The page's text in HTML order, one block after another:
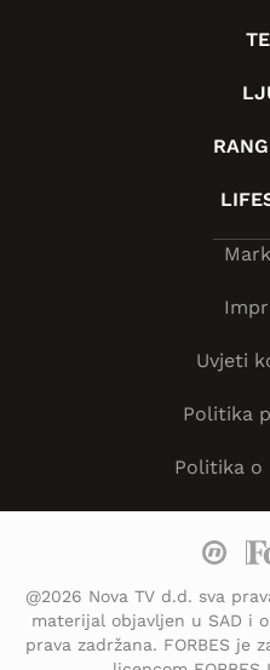
Uvjeti
Politika
Politika o
@2026 Nova TV d.d. sva
materijal objavljen u SAD i
prava zadržana. FORBES